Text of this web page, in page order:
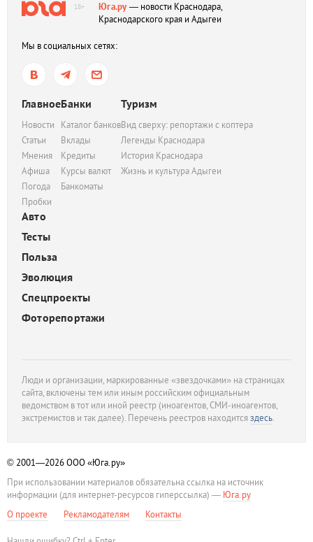
18+ Юга.ру— новости Краснодара,
Краснодарского края и Адыгеи
Мы в социальных сетях:
Главное
Новости
Статьи
Мнения
Афиша
Погода
Пробки
Банки
Каталог банков
Вклады
Кредиты
Курсы валют
Банкоматы
Туризм
Вид сверху: репортажи с коптера
Легенды Краснодара
История Краснодара
Жизнь и культура Адыгеи
Авто
Тесты
Польза
Эволюция
Спецпроекты
Фоторепортажи
Люди и организации, маркированные «звездочками» на страницах
сайта, включены тем или иным российским официальным
ведомством в тот или иной реестр (иноагентов, СМИ-иноагентов,
экстремистов и так далее). Перечень реестров находитсяздесь.
© 2001—2026ООО «Юга.ру»
При использовании материалов обязательна ссылка на источник
информации (для интернет-ресурсов гиперссылка) — Юга.ру
О проекте
Рекламодателям Контакты